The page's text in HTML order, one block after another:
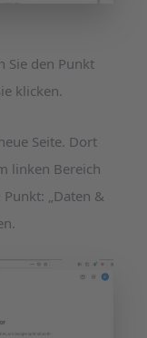
Sie den Punkt
klicken.
Seite. Dort
linken Bereich
„Daten &